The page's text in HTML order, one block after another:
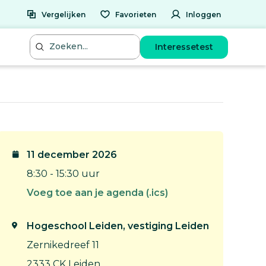
Vergelijken Favorieten Inloggen
Interessetest
11 december 2026
8:30 - 15:30 uur
Voeg toe aan je agenda (.ics)
Hogeschool Leiden, vestiging Leiden
Zernikedreef 11